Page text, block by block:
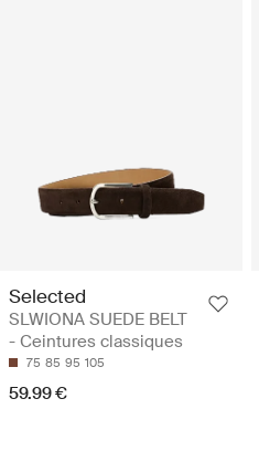
Selected
SLWIONA SUEDE BELT
- Ceintures classiques
75 85 95 105
59.99 €